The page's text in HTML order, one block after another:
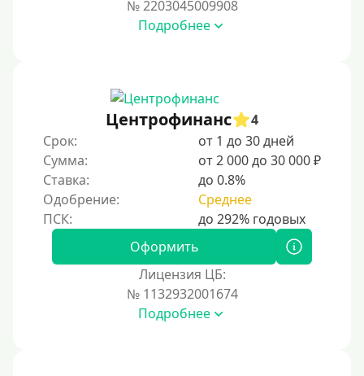
Не выходя из дома
Без посещения офиса
В офисе
В ломбарде
Роботы займов
Онлайн на карту в Telegram
Без списания денег с карты
Денежным переводом
№ 2203045009908
Подробнее
Центрофинанс
4
Срок:
от 1 до 30 дней
Сумма:
от 2 000 до 30 000 ₽
Ставка:
до 0.8%
Одобрение:
Среднее
Оформить
Лицензия ЦБ:
№ 1132932001674
Подробнее